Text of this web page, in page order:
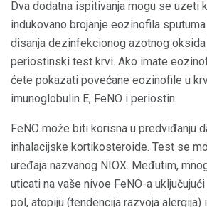
Dva dodatna ispitivanja mogu se uzeti
indukovano brojanje eozinofila
disanja dezinfekcionog azotnog oksida
periostinski test krvi. Ako imate
ćete pokazati povećane eozinofile u
imunoglobulin E, FeNO i periostin.
FeNO može biti korisna u predviđanju
inhalacijske kortikosteroide. Test se
uređaja nazvanog NIOX. Međutim,
uticati na vaše nivoe FeNO-a
pol, atopiju (tendencija razvoja alergija)